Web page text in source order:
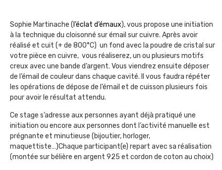
Sophie Martinache ( l’éclat d’émaux), vous propose une initiation
à la technique du cloisonné sur émail sur cuivre. Après avoir
réalisé et cuit (+ de 800°C) un fond avec la poudre de cristal sur
votre pièce en cuivre, vous réaliserez, un ou plusieurs motifs
creux avec une bande d’argent. Vous viendrez ensuite déposer
de l’émail de couleur dans chaque cavité. Il vous faudra répéter
les opérations de dépose de l’émail et de cuisson plusieurs fois
pour avoir le résultat attendu.
Ce stage s’adresse aux personnes ayant déjà pratiqué une
initiation ou encore aux personnes dont l’activité manuelle est
prégnante et minutieuse (bijoutier, horloger,
maquettiste…)Chaque participant(e) repart avec sa réalisation
(montée sur bélière en argent 925 et cordon de coton au choix)